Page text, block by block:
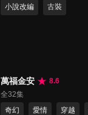
小說改編
古裝
萬福金安
8.6
全32集
奇幻
愛情 穿越